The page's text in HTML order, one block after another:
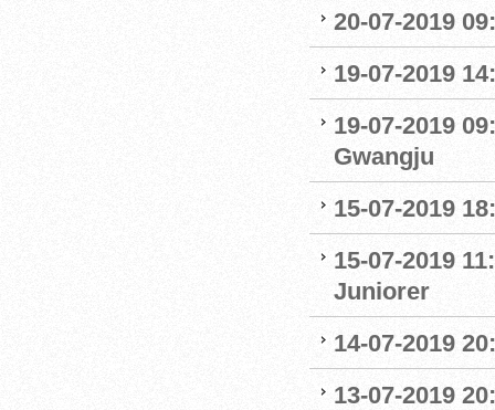
20-07-2019
19-07-2019
19-07-2019
Gwangju
15-07-2019
15-07-2019
Juniorer
14-07-2019
13-07-2019